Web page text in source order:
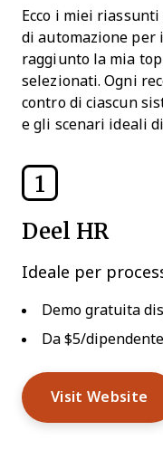
Ecco i miei
di automazione per
raggiunto la mia
selezionati. Ogni
contro di ciascun
e gli scenari ideali
1
Deel HR
Ideale per
Demo gratuita
Da $5/
Visit Website